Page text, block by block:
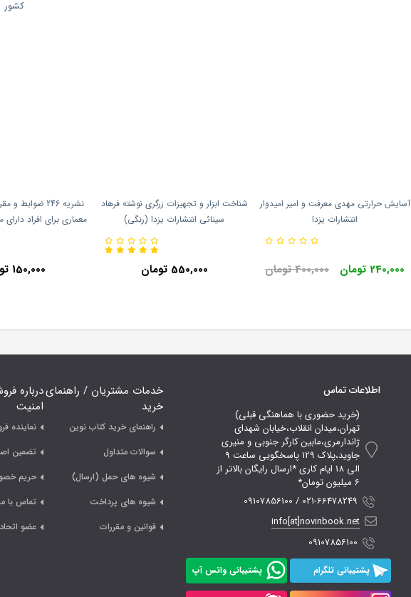
آسایش حرارتی مهدی معرفت و امیر امیدوار
انتشارات یزدا
240,000 تومان 400,000 تومان
شناخت ابزار و تجهیزات زرگری نوشته فرهاد
سینائی انتشارات یزدا (رنگی)
550,000 تومان
نشریه 246
معماری برای افراد دارای
سازمان برنامه و
150,000 تومان
اطلاعات تماس
(خرید حضوری با هماهنگی قبلی)
تهران،میدان انقلاب،خیابان شهدای
ژاندارمری،مابین کارگر جنوبی و منیری
جاوید،پلاک 129 پاسخگویی ساعت 9
الی 18 ایام کاری *ارسال رایگان بالاتر از
6 میلیون تومان*
021-66478249 / 09107856100
info[at]novinbook.net
09107856100
پشتیبانی تلگرام پشتیبانی واتس آپ
خدمات مشتریان / راهنمای
خرید
راهنمای خرید کتاب نوین
سوالات متداول
شیوه های حمل (ارسال)
شیوه های پرداخت
قوانین و مقررات
درباره
امنیت
نماینده
تضمین
حریم
تماس با
عضو